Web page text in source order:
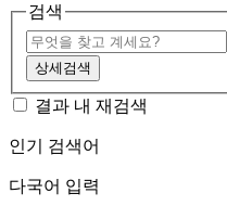
검색
상세검색
결과 내 재검색
인기 검색어
다국어 입력